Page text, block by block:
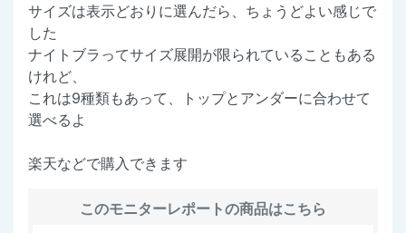
サイズは表示どおりに選んだら、ちょうどよい感じで
した
ナイトブラってサイズ展開が限られていることもある
けれど、
これは9種類もあって、トップとアンダーに合わせて
選べるよ
楽天などで購入できます
このモニターレポートの商品はこちら